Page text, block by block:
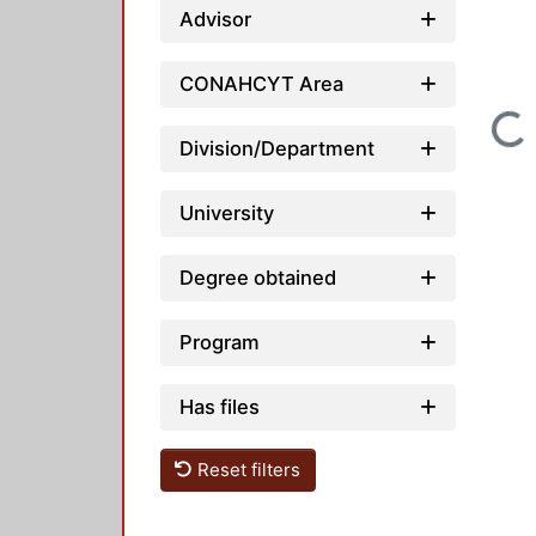
Advisor
CONAHCYT Area
Division/Department
University
Degree obtained
Program
Has files
Reset filters
Loading...